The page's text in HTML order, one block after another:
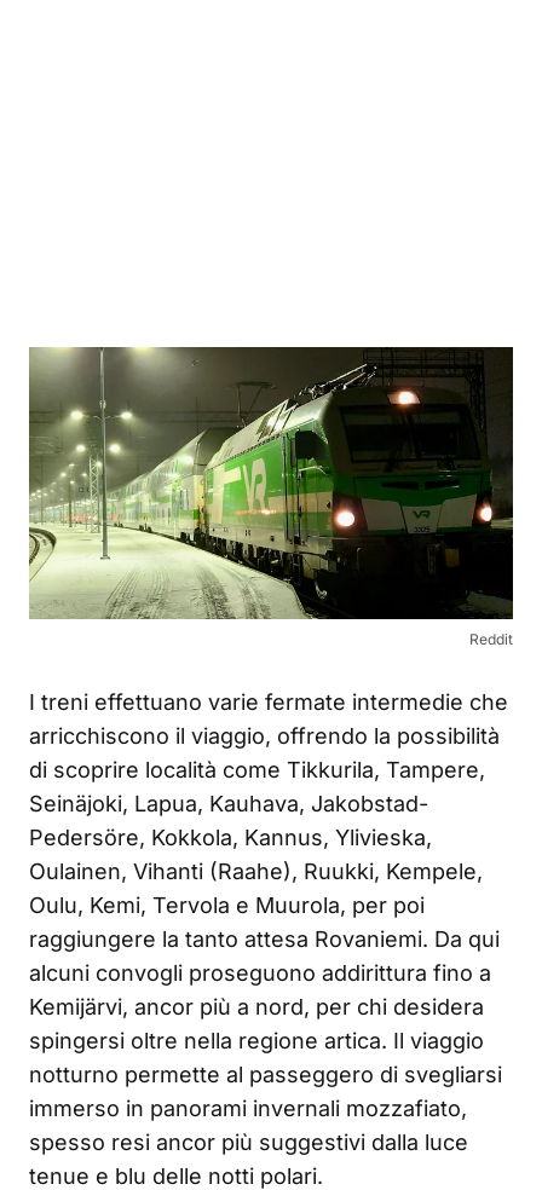
Reddit
I treni effettuano varie fermate intermedie che
arricchiscono il viaggio, offrendo la possibilità
di scoprire località come Tikkurila, Tampere,
Seinäjoki, Lapua, Kauhava, Jakobstad-
Pedersöre, Kokkola, Kannus, Ylivieska,
Oulainen, Vihanti (Raahe), Ruukki, Kempele,
Oulu, Kemi, Tervola e Muurola, per poi
raggiungere la tanto attesa Rovaniemi. Da qui
alcuni convogli proseguono addirittura fino a
Kemijärvi, ancor più a nord, per chi desidera
spingersi oltre nella regione artica. Il viaggio
notturno permette al passeggero di svegliarsi
immerso in panorami invernali mozzafiato,
spesso resi ancor più suggestivi dalla luce
tenue e blu delle notti polari.